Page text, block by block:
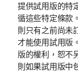
提供試用版的特
循這些特定條款
則只有之前尚未
才能使用試用版
版的權利，恕不
則如果試用版中